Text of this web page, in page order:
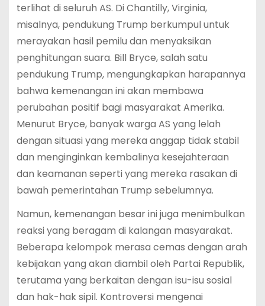
terlihat di seluruh AS. Di Chantilly, Virginia,
misalnya, pendukung Trump berkumpul untuk
merayakan hasil pemilu dan menyaksikan
penghitungan suara. Bill Bryce, salah satu
pendukung Trump, mengungkapkan harapannya
bahwa kemenangan ini akan membawa
perubahan positif bagi masyarakat Amerika.
Menurut Bryce, banyak warga AS yang lelah
dengan situasi yang mereka anggap tidak stabil
dan menginginkan kembalinya kesejahteraan
dan keamanan seperti yang mereka rasakan di
bawah pemerintahan Trump sebelumnya.
Namun, kemenangan besar ini juga menimbulkan
reaksi yang beragam di kalangan masyarakat.
Beberapa kelompok merasa cemas dengan arah
kebijakan yang akan diambil oleh Partai Republik,
terutama yang berkaitan dengan isu-isu sosial
dan hak-hak sipil. Kontroversi mengenai